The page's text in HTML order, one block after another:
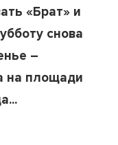
«Брат» и
снова
–
на площади